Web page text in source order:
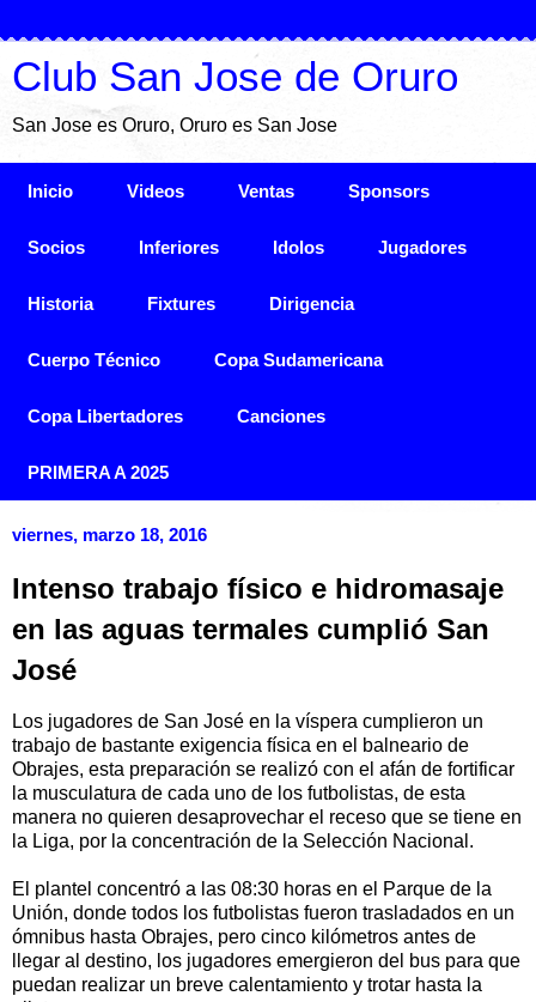
Club San Jose de Oruro
San Jose es Oruro, Oruro es San Jose
Inicio Videos Ventas Sponsors
Socios Inferiores Idolos Jugadores
Historia Fixtures Dirigencia
Cuerpo Técnico Copa Sudamericana
Copa Libertadores Canciones
PRIMERA A 2025
viernes, marzo 18, 2016
Intenso trabajo físico e hidromasaje
en las aguas termales cumplió San
José
Los jugadores de San José en la víspera cumplieron un
trabajo de bastante exigencia física en el balneario de
Obrajes, esta preparación se realizó con el afán de fortificar
la musculatura de cada uno de los futbolistas, de esta
manera no quieren desaprovechar el receso que se tiene en
la Liga, por la concentración de la Selección Nacional.
El plantel concentró a las 08:30 horas en el Parque de la
Unión, donde todos los futbolistas fueron trasladados en un
ómnibus hasta Obrajes, pero cinco kilómetros antes de
llegar al destino, los jugadores emergieron del bus para que
puedan realizar un breve calentamiento y trotar hasta la